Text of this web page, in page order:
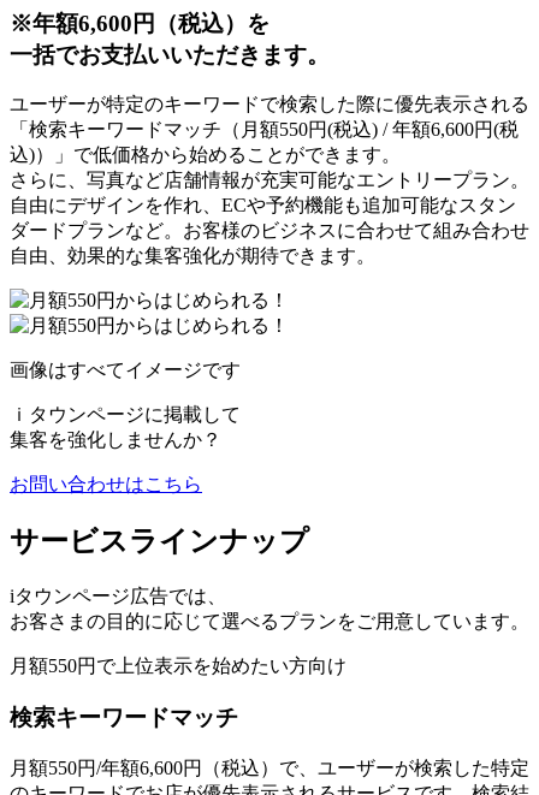
※年額6,600円（税込）を
一括でお支払いいただきます。
ユーザーが特定のキーワードで検索した際に優先表示される
「検索キーワードマッチ（月額550円(税込) / 年額6,600円(税
込)）」で低価格から始めることができます。
さらに、写真など店舗情報が充実可能なエントリープラン。
自由にデザインを作れ、ECや予約機能も追加可能なスタン
ダードプランなど。お客様のビジネスに合わせて組み合わせ
自由、効果的な集客強化が期待できます。
画像はすべてイメージです
ｉタウンページに掲載して
集客を強化しませんか？
お問い合わせはこちら
サービスラインナップ
iタウンページ広告では、
お客さまの目的に応じて選べるプランをご用意しています。
月額550円で上位表示を始めたい方向け
検索キーワードマッチ
月額550円/年額6,600円（税込）で、ユーザーが検索した特定